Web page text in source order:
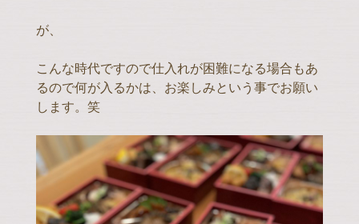
が、
こんな時代ですので仕入れが困難になる場合もあ
るので何が入るかは、お楽しみという事でお願い
します。笑